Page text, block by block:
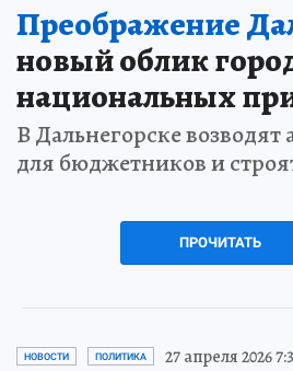
Преображение
новый облик
национальных
В Дальнегорске
для бюджетников и
ПРОЧИТАТЬ
НОВОСТИ ПОЛИТИКА 27 апреля 2026